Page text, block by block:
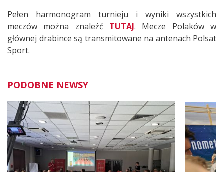
Pełen harmonogram turnieju i wyniki wszystkich
meczów można znaleźć TUTAJ. Mecze Polaków w
głównej drabince są transmitowane na antenach Polsat
Sport.
PODOBNE NEWSY